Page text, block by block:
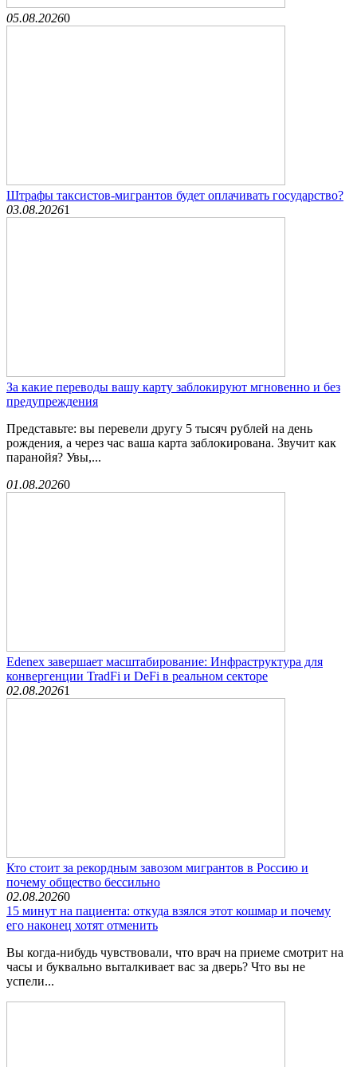
05.08.20260
Штрафы таксистов-мигрантов будет оплачивать государство?
03.08.20261
За какие переводы вашу карту заблокируют мгновенно и без
предупреждения
Представьте: вы перевели другу 5 тысяч рублей на день
рождения, а через час ваша карта заблокирована. Звучит как
паранойя? Увы,...
01.08.20260
Edenex завершает масштабирование: Инфраструктура для
конвергенции TradFi и DeFi в реальном секторе
02.08.20261
Кто стоит за рекордным завозом мигрантов в Россию и
почему общество бессильно
02.08.20260
15 минут на пациента: откуда взялся этот кошмар и почему
его наконец хотят отменить
Вы когда-нибудь чувствовали, что врач на приеме смотрит на
часы и буквально выталкивает вас за дверь? Что вы не
успели...